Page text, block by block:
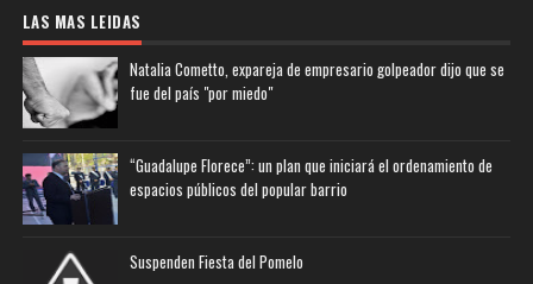
LAS MAS LEIDAS
Natalia Cometto, expareja de empresario golpeador dijo que se
fue del país "por miedo"
“Guadalupe Florece”: un plan que iniciará el ordenamiento de
espacios públicos del popular barrio
Suspenden Fiesta del Pomelo